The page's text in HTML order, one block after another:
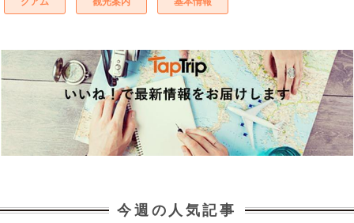
今週の人気記事